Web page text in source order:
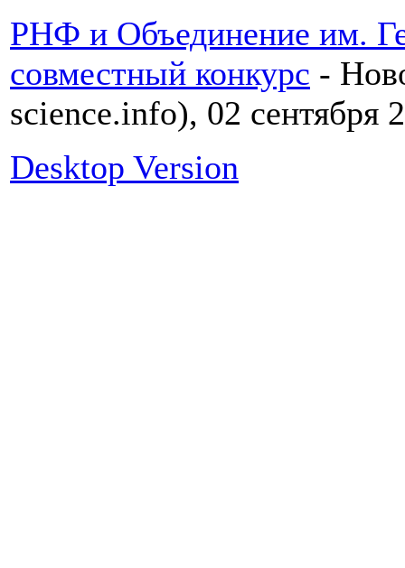
РНФ и Объединение им.
совместный конкурс -
science.info), 02 сентября
Desktop Version